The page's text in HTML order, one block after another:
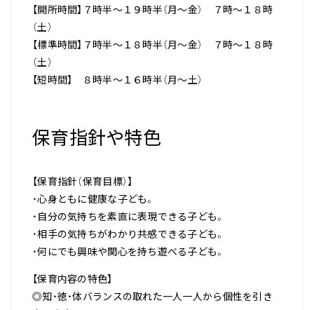
【開所時間】７時半～１９時半（月～金） ７時～１８時
（土）
【標準時間】７時半～１８時半（月～金） ７時～１８時
（土）
【短時間】 ８時半～１６時半（月～土）
保育指針や特色
【保育指針（保育目標）】
・心身ともに健康な子ども。
・自分の気持ちを素直に表現できる子ども。
・相手の気持ちがわかり共感できる子ども。
・何にでも興味や関心を持ち遊べる子ども。
【保育内容の特色】
◎知・徳・体バランスの取れた一人一人から個性を引き